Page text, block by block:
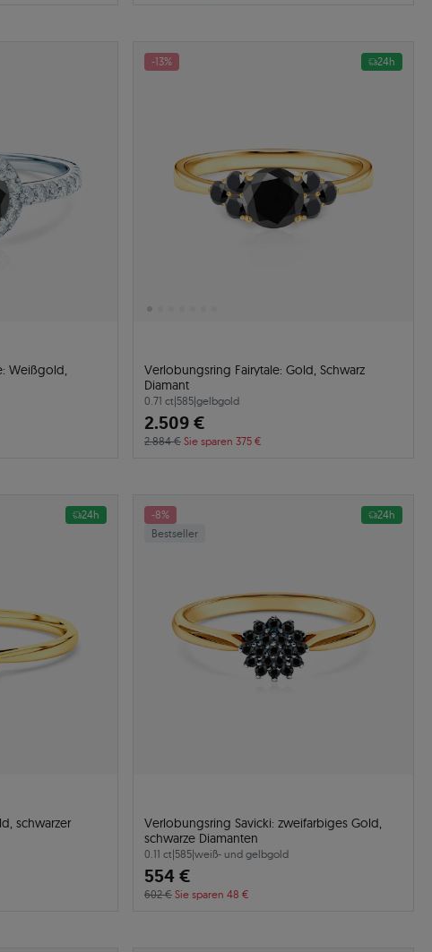
Weißgold,
-13% 24h
Verlobungsring Fairytale: Gold, Schwarz
Diamant
0.71 ct|585|gelbgold
2.509 €
2.884 € Sie sparen 375 €
24h
schwarzer
-8%
Bestseller
24h
Verlobungsring Savicki: zweifarbiges Gold,
schwarze Diamanten
0.11 ct|585|weiß- und gelbgold
554 €
602 € Sie sparen 48 €